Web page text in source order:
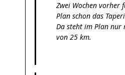
Zwei Wochen vorher
Plan schon das
Da steht im Plan nur
von 25 km.